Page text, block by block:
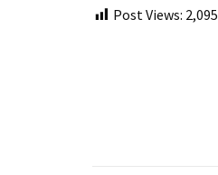
Post Views: 2,095